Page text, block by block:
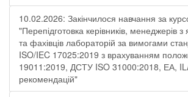
10.02.2026: Закінчилося навчання за
"Перепідготовка керівників, менеджерів з
та фахівців лабораторій за вимогами
ISO/IEC 17025:2019 з врахуванням
19011:2019, ДСТУ ISO 31000:2018, ЕА,
рекомендацій"